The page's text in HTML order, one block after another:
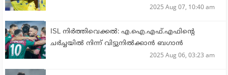
2025 Aug 07, 10:40 am
ISL നിര്‍ത്തിവെക്കല്‍: എ.ഐ.എഫ്.എഫിന്റെ
ചര്‍ച്ചയില്‍ നിന്ന് വിട്ടുനില്‍ക്കാന്‍ ബഗാന്‍
2025 Aug 06, 03:23 am